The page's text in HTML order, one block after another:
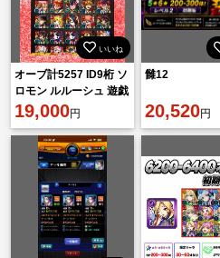
いいね
オーブ計5257 ID9桁 ソ
ロモン ルルーシュ 遊戯
&闇遊戯 ジョルノ 遊戯
19,000円
雠12
20,520円